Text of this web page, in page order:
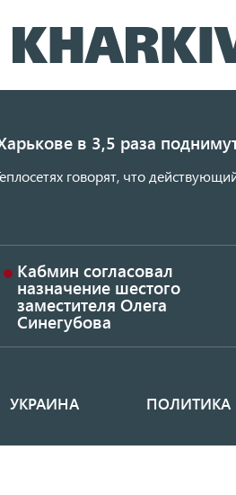
в 3,5 раза
говорят, что
Кабмин согласовал
назначение шестого
заместителя Олега
Синегубова
УКРАИНА ПОЛИТИКА